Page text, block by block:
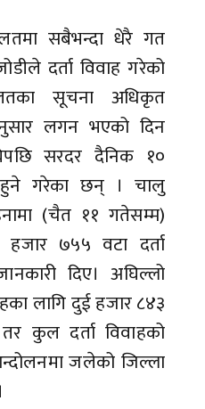
सबैभन्दा धेरै गत
दर्ता विवाह गरेको
सूचना अधिकृत
लगन भएको दिन
सरदर दैनिक १०
हुने गरेका छन् । चालु
(चैत ११ गतेसम्म)
७५५ वटा दर्ता
दिए। अघिल्लो
लागि दुई हजार ८४३
कुल दर्ता विवाहको
जलेको जिल्ला